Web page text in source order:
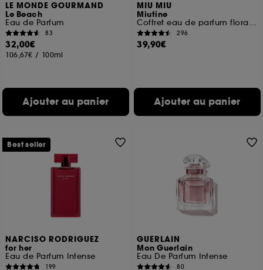
LE MONDE GOURMAND
Le Beach
Eau de Parfum
83
32,00€
106,67€ / 100ml
Ajouter au panier
MIU MIU
Miutine
Coffret eau de parfum florale pour femme
296
39,90€
Ajouter au panier
NARCISO RODRIGUEZ
for her
Eau de Parfum Intense
199
Best seller
GUERLAIN
Mon Guerlain
Eau De Parfum Intense
80